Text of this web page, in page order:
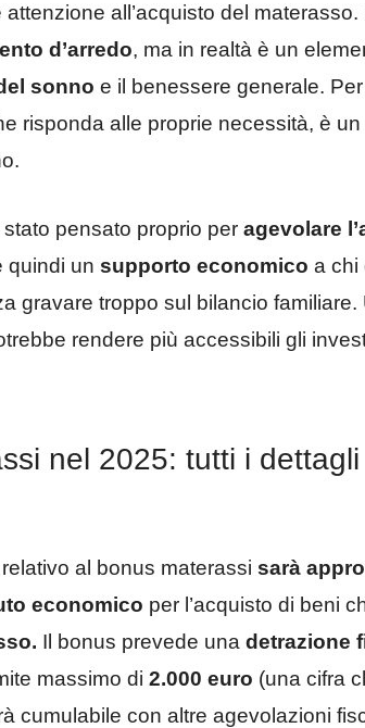
all’acquisto del
d’arredo, ma in realtà è un
sonno e il benessere generale.
risponda alle proprie necessità, è un
pensato proprio per agevolare
quindi un supporto economico a chi
gravare troppo sul bilancio familiare.
rendere più accessibili gli
nel 2025: tutti i
relativo al bonus materassi sarà
economico per l’acquisto di beni
Il bonus prevede una detrazione
massimo di 2.000 euro (una cifra
cumulabile con altre agevolazioni